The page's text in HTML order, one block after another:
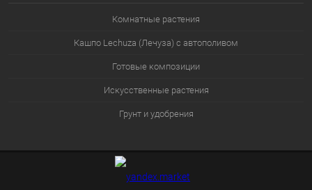
Комнатные растения
Кашпо Lechuza (Лечуза) с автополивом
Готовые композиции
Искусственные растения
Грунт и удобрения